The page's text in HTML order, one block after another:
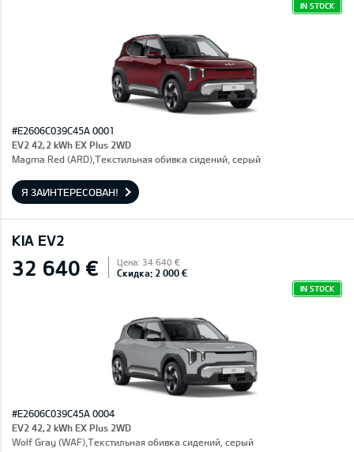
IN STOCK
#E2606C039C45A 0001
EV2 42,2 kWh EX Plus 2WD
Magma Red (ARD),Текстильная обивка сидений, серый
Я ЗАИНТЕРЕСОВАН!
KIA EV2
32 640 € Цена: 34 640 €
Скидка: 2 000 €
IN STOCK
#E2606C039C45A 0004
EV2 42,2 kWh EX Plus 2WD
Wolf Gray (WAF),Текстильная обивка сидений, серый